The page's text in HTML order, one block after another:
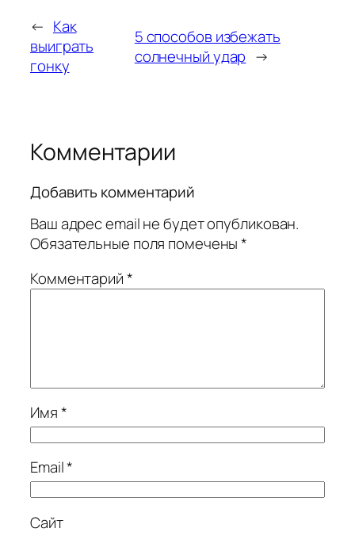
← Как
выиграть
гонку
5 способов избежать
солнечный удар →
Комментарии
Добавить комментарий
Ваш адрес email не будет опубликован.
Обязательные поля помечены*
Комментарий*
Имя*
Email*
Сайт